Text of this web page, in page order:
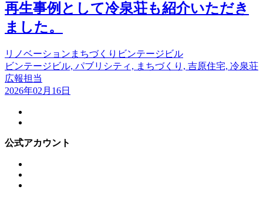
再生事例として冷泉荘も紹介いただき
ました。
リノベーション まちづくり ビンテージビル
ビンテージビル, パブリシティ, まちづくり, 吉原住宅, 冷泉荘
広報担当
2026年02月16日
公式アカウント